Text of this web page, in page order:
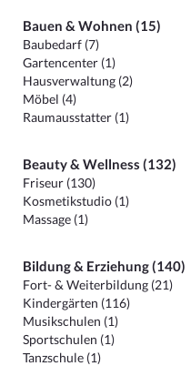
Bauen & Wohnen (15)
Baubedarf (7)
Gartencenter (1)
Hausverwaltung (2)
Möbel (4)
Raumausstatter (1)
Beauty & Wellness (132)
Friseur (130)
Kosmetikstudio (1)
Massage (1)
Bildung & Erziehung (140)
Fort- & Weiterbildung (21)
Kindergärten (116)
Musikschulen (1)
Sportschulen (1)
Tanzschule (1)